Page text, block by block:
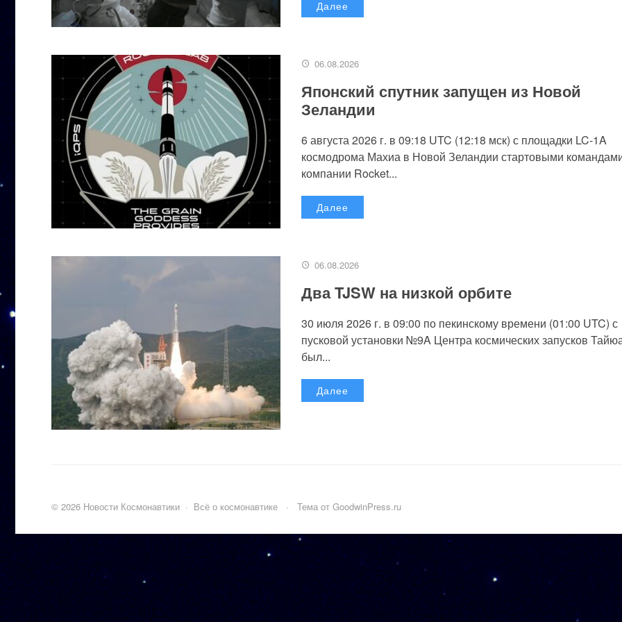
Далее
06.08.2026
Японский спутник запущен из Новой
Зеландии
6 августа 2026 г. в 09:18 UTC (12:18 мск) с площадки LC-1A
космодрома Махиа в Новой Зеландии стартовыми
компании Rocket...
Далее
06.08.2026
Два TJSW на низкой орбите
30 июля 2026 г. в 09:00 по пекинскому времени (01:00 UTC) с
пусковой установки №9A Центра космических запусков
был...
Далее
© 2026 Новости Космонавтики · Всё о космонавтике · Тема от GoodwinPress.ru